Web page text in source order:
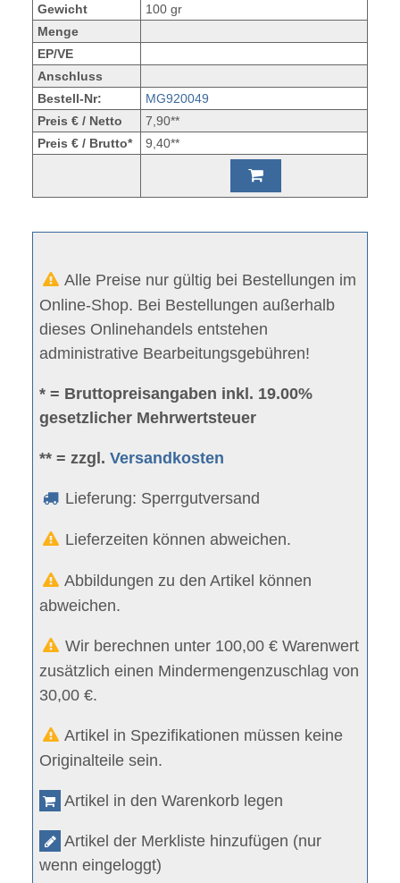
Gewicht
100 gr
Menge
EP/VE
Anschluss
Bestell-Nr:
MG920049
Preis € / Netto
7,90**
Preis € / Brutto*
9,40**
Alle Preise nur gültig bei Bestellungen im
Online-Shop. Bei Bestellungen außerhalb
dieses Onlinehandels entstehen
administrative Bearbeitungsgebühren!
* = Bruttopreisangaben inkl. 19.00%
gesetzlicher Mehrwertsteuer
** = zzgl.Versandkosten
Lieferung: Sperrgutversand
Lieferzeiten können abweichen.
Abbildungen zu den Artikel können
abweichen.
Wir berechnen unter 100,00 € Warenwert
zusätzlich einen Mindermengenzuschlag von
30,00 €.
Artikel in Spezifikationen müssen keine
Originalteile sein.
Artikel in den Warenkorb legen
Artikel der Merkliste hinzufügen (nur
wenn eingeloggt)